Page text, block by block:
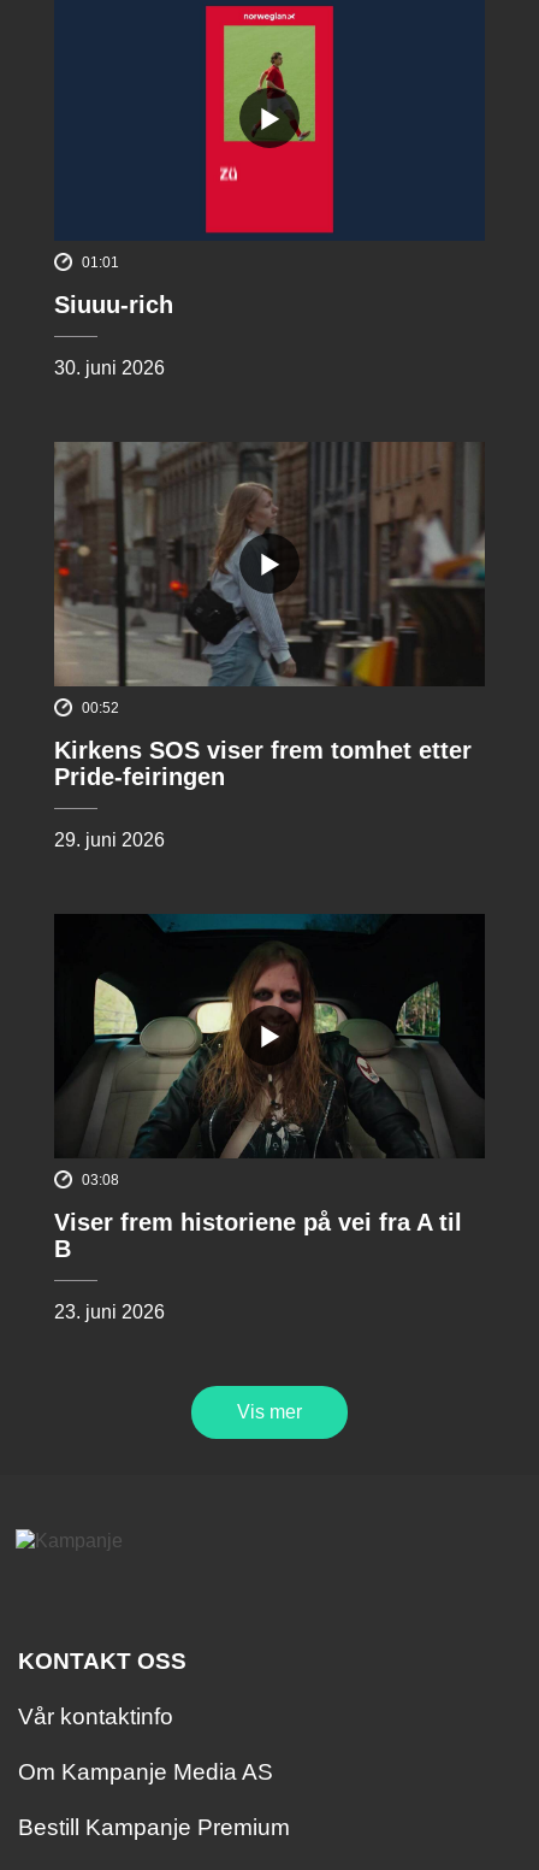
01:01
Siuuu-rich
30. juni 2026
00:52
Kirkens SOS viser frem tomhet etter
Pride-feiringen
29. juni 2026
03:08
Viser frem historiene på vei fra A til
B
23. juni 2026
Vis mer
KONTAKT OSS
Vår kontaktinfo
Om Kampanje Media AS
Bestill Kampanje Premium